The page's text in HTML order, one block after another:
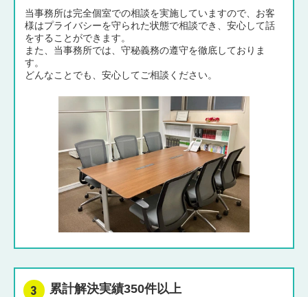
当事務所は完全個室での相談を実施していますので、お客
様はプライバシーを守られた状態で相談でき、安心して話
をすることができます。
また、当事務所では、守秘義務の遵守を徹底しておりま
す。
どんなことでも、安心してご相談ください。
累計解決実績350件以上